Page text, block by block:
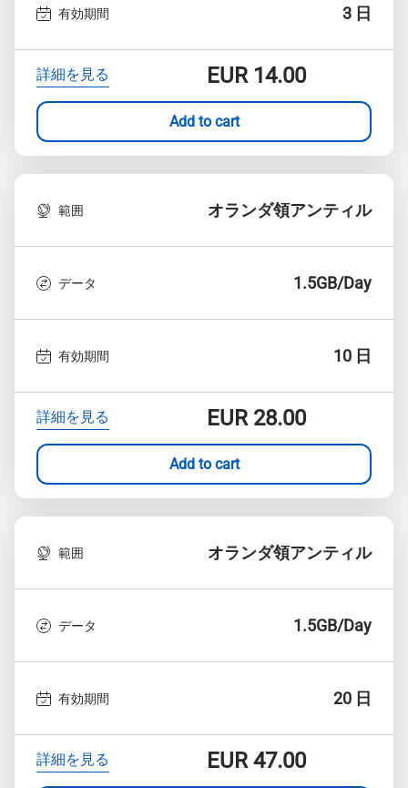
有効期間 3 日
詳細を見る EUR14.00
Add to cart
範囲 オランダ領アンティル
データ 1.5GB/Day
有効期間 10 日
詳細を見る EUR28.00
Add to cart
範囲 オランダ領アンティル
データ 1.5GB/Day
有効期間 20 日
詳細を見る EUR47.00